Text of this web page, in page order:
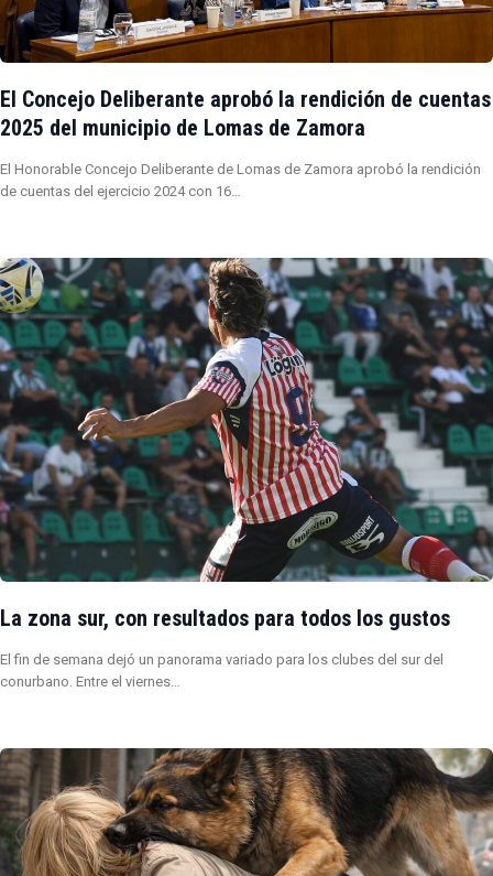
El Concejo Deliberante aprobó la rendición de cuentas
2025 del municipio de Lomas de Zamora
El Honorable Concejo Deliberante de Lomas de Zamora aprobó la rendición
de cuentas del ejercicio 2024 con 16…
La zona sur, con resultados para todos los gustos
El fin de semana dejó un panorama variado para los clubes del sur del
conurbano. Entre el viernes…